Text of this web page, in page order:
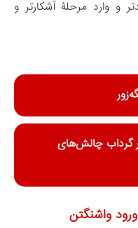
و وارد مرحلۀ آشکارتر و
گرداب چالش‌های
واشنگتن